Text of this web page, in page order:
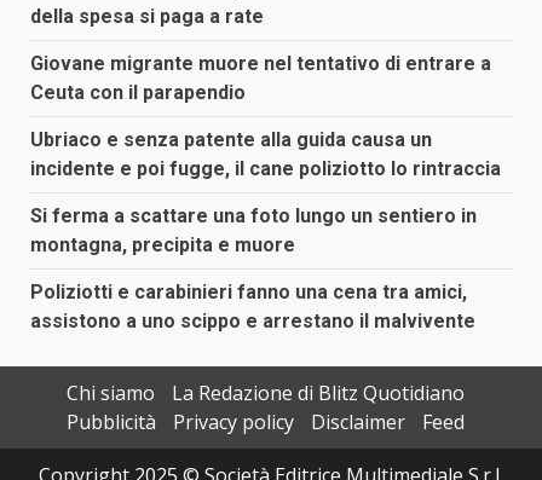
della spesa si paga a rate
Giovane migrante muore nel tentativo di entrare a
Ceuta con il parapendio
Ubriaco e senza patente alla guida causa un
incidente e poi fugge, il cane poliziotto lo rintraccia
Si ferma a scattare una foto lungo un sentiero in
montagna, precipita e muore
Poliziotti e carabinieri fanno una cena tra amici,
assistono a uno scippo e arrestano il malvivente
Chi siamo
La Redazione di Blitz Quotidiano
Pubblicità
Privacy policy Disclaimer
Feed